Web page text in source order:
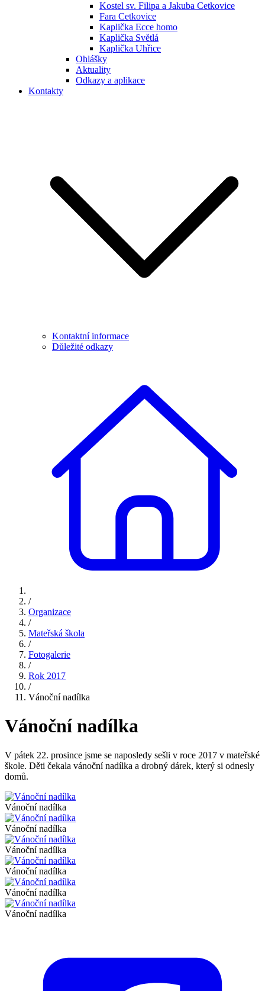
Kostel sv. Filipa a Jakuba Cetkovice
Fara Cetkovice
Kaplička Ecce homo
Kaplička Světlá
Kaplička Uhřice
Ohlášky
Aktuality
Odkazy a aplikace
Kontakty
Kontaktní informace
Důležité odkazy
/
Organizace
/
Mateřská škola
/
Fotogalerie
/
Rok 2017
/
Vánoční nadílka
Vánoční nadílka
V pátek 22. prosince jsme se naposledy sešli v roce 2017 v mateřské
škole. Děti čekala vánoční nadílka a drobný dárek, který si odnesly
domů.
Vánoční nadílka
Vánoční nadílka
Vánoční nadílka
Vánoční nadílka
Vánoční nadílka
Vánoční nadílka